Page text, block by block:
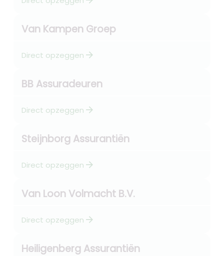
Van Kampen Groep
Direct opzeggen arrow_forward
BB Assuradeuren
Direct opzeggen arrow_forward
Steijnborg Assurantiën
Direct opzeggen arrow_forward
Van Loon Volmacht B.V.
Direct opzeggen arrow_forward
Heiligenberg Assurantiën